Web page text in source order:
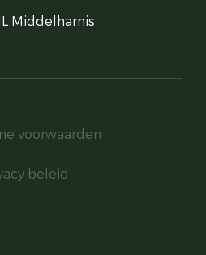
Middelharnis
voorwaarden
beleid